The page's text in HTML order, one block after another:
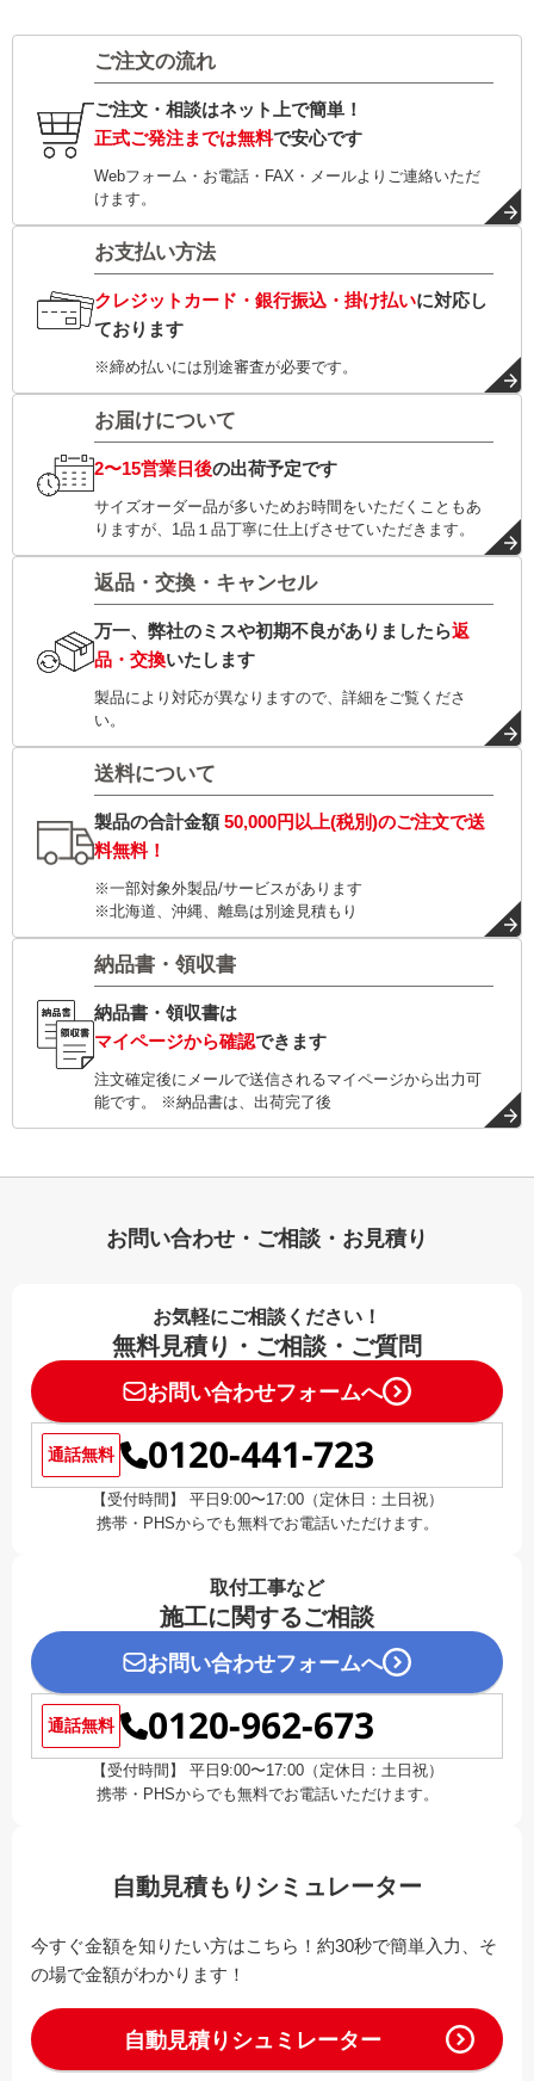
ご注文の流れ
ご注文・相談はネット上で簡単！
正式ご発注までは無料で安心です
Webフォーム・お電話・FAX・メールよりご連絡いただ
けます。
お支払い方法
クレジットカード・銀行振込・掛け払いに対応し
ております
※締め払いには別途審査が必要です。
お届けについて
2〜15営業日後の出荷予定です
サイズオーダー品が多いためお時間をいただくこともあ
りますが、1品１品丁寧に仕上げさせていただきます。
返品・交換・キャンセル
万一、弊社のミスや初期不良がありましたら返
品・交換いたします
製品により対応が異なりますので、詳細をご覧くださ
い。
送料について
製品の合計金額50,000円以上(税別)のご注文で送
料無料！
※一部対象外製品/サービスがあります
※北海道、沖縄、離島は別途見積もり
納品書・領収書
納品書・領収書は
マイページから確認できます
注文確定後にメールで送信されるマイページから出力可
能です。 ※納品書は、出荷完了後
お問い合わせ・ご相談・お見積り
お気軽にご相談ください！
無料見積り・ご相談・ご質問
お問い合わせフォームへ
通話無料 0120-441-723
【受付時間】 平日9:00〜17:00（定休日：土日祝）
携帯・PHSからでも無料でお電話いただけます。
取付工事など
施工に関するご相談
お問い合わせフォームへ
通話無料 0120-962-673
【受付時間】 平日9:00〜17:00（定休日：土日祝）
携帯・PHSからでも無料でお電話いただけます。
自動見積もりシミュレーター
今すぐ金額を知りたい方はこちら！約30秒で簡単入力、そ
の場で金額がわかります！
自動見積りシュミレーター